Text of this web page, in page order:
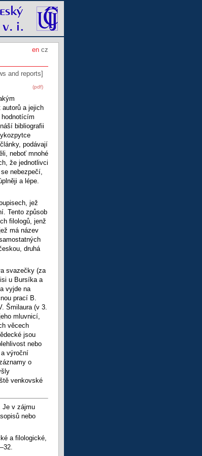
en cz
and reports]
(pdf)
a jejich
bibliografii
podávají
neboť mnohé
že jednotlivci
nebezpečí,
a lépe.
jež
Tento způsob
filologů, jenž
má název
druhá
svazečky (za
u Bursíka a
vyjde na
prací B.
Šmilaura (v 3.
mluvnicí,
věcech
jsou
nebo
výroční
o
venkovské
Je v zájmu
nebo
a filologické,